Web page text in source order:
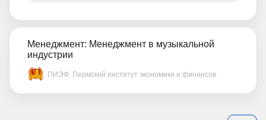
Менеджмент: Менеджмент в музыкальной
индустрии
ПИЭФ. Пермский институт экономики и финансов